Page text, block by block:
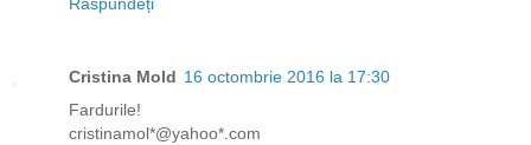
Răspundeți
Cristina Mold 16 octombrie 2016 la 17:30
Fardurile!
cristinamol*@yahoo*.com